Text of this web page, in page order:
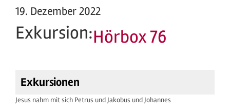
19. Dezember 2022
Exkursion:Hörbox 76
Exkursionen
Jesus nahm mit sich Petrus und Jakobus und Johannes